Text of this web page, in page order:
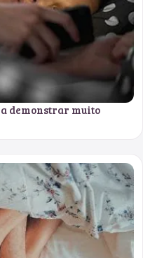
demonstrar muito